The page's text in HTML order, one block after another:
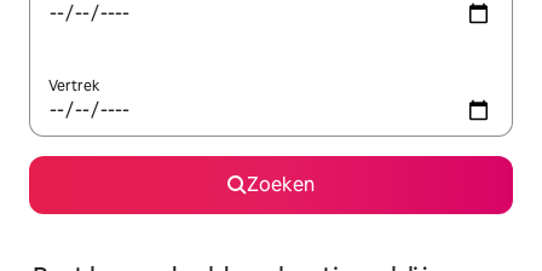
Vertrek
Zoeken